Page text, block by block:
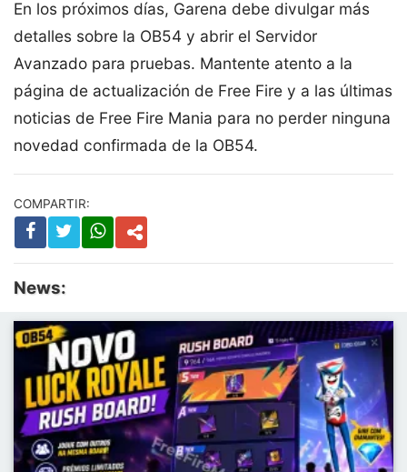
En los próximos días, Garena debe divulgar más
detalles sobre la OB54 y abrir el Servidor
Avanzado para pruebas. Mantente atento a la
página de actualización de Free Fire y a las últimas
noticias de Free Fire Mania para no perder ninguna
novedad confirmada de la OB54.
COMPARTIR:
News: